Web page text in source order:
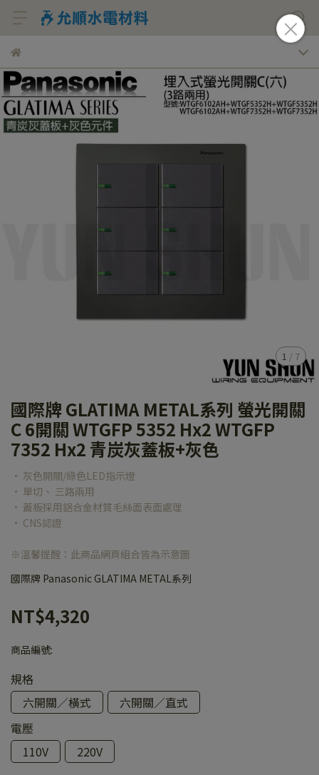
1 / 7
國際牌 GLATIMA METAL系列 螢光開關
C 6開關 WTGFP 5352 Hx2 WTGFP
7352 Hx2 青炭灰蓋板+灰色
• 灰色開關/綠色LED指示燈
• 單切、 三路兩用
• 蓋板採用鋁合金材質毛絲面表面處理
• CNS認證
※溫馨提醒：此商品網頁組合皆為示意圖
國際牌 Panasonic GLATIMA METAL系列
NT$4,320
商品編號:
規格
六開關／橫式
六開關／直式
電壓
110V
220V